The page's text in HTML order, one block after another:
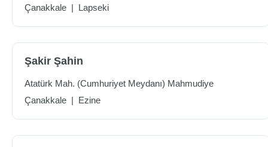
Çanakkale | Lapseki
Şakir Şahin
Atatürk Mah. (Cumhuriyet Meydanı) Mahmudiye
Çanakkale | Ezine